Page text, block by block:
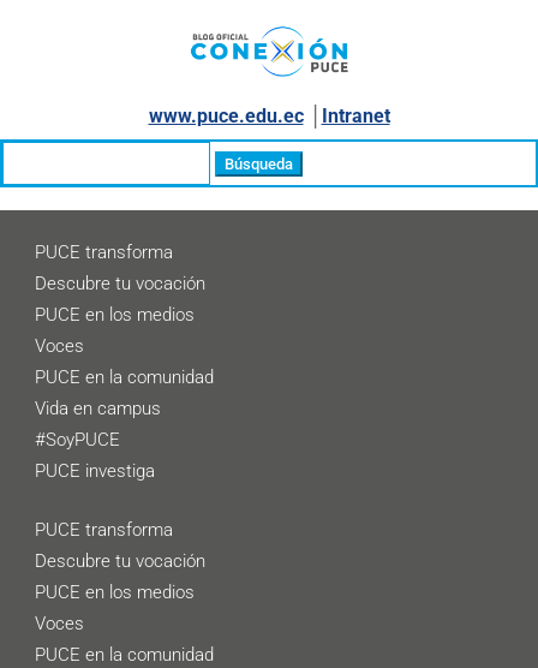
www.puce.edu.ec│ Intranet
PUCE transforma
Descubre tu vocación
PUCE en los medios
Voces
PUCE en la comunidad
Vida en campus
#SoyPUCE
PUCE investiga
PUCE transforma
Descubre tu vocación
PUCE en los medios
Voces
PUCE en la comunidad